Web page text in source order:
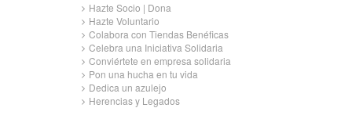
Hazte Socio | Dona
Hazte Voluntario
Colabora con Tiendas Benéficas
Celebra una Iniciativa Solidaria
Conviértete en empresa solidaria
Pon una hucha en tu vida
Dedica un azulejo
Herencias y Legados